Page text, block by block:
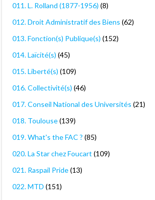
011. L. Rolland (1877-1956) (8)
012. Droit Administratif des Biens (62)
013. Fonction(s) Publique(s) (152)
014. Laïcité(s) (45)
015. Liberté(s) (109)
016. Collectivité(s) (46)
017. Conseil National des Universités (21)
018. Toulouse(139)
019. What's the FAC ? (85)
020. La Star chez Foucart (109)
021. Raspail Pride(13)
022. MTD (151)